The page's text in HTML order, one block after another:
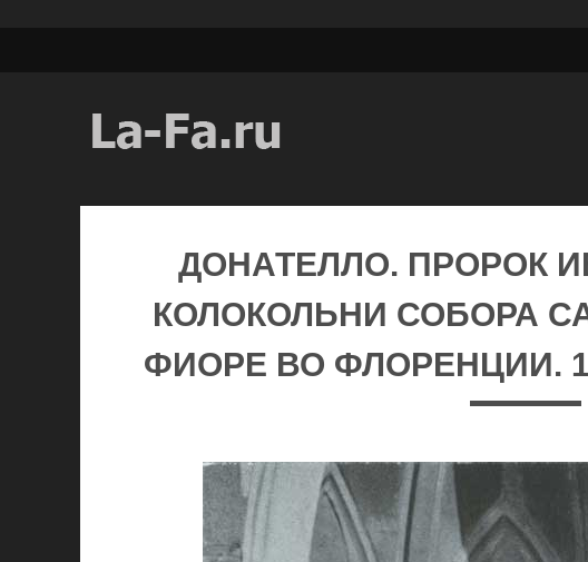
ДОНАТЕЛЛО. ПРОРОК
КОЛОКОЛЬНИ СОБОРА
ФИОРЕ ВО ФЛОРЕНЦИИ.